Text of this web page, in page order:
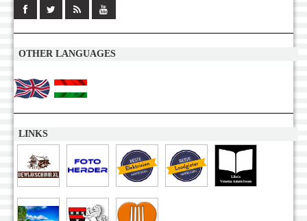
OTHER LANGUAGES
LINKS